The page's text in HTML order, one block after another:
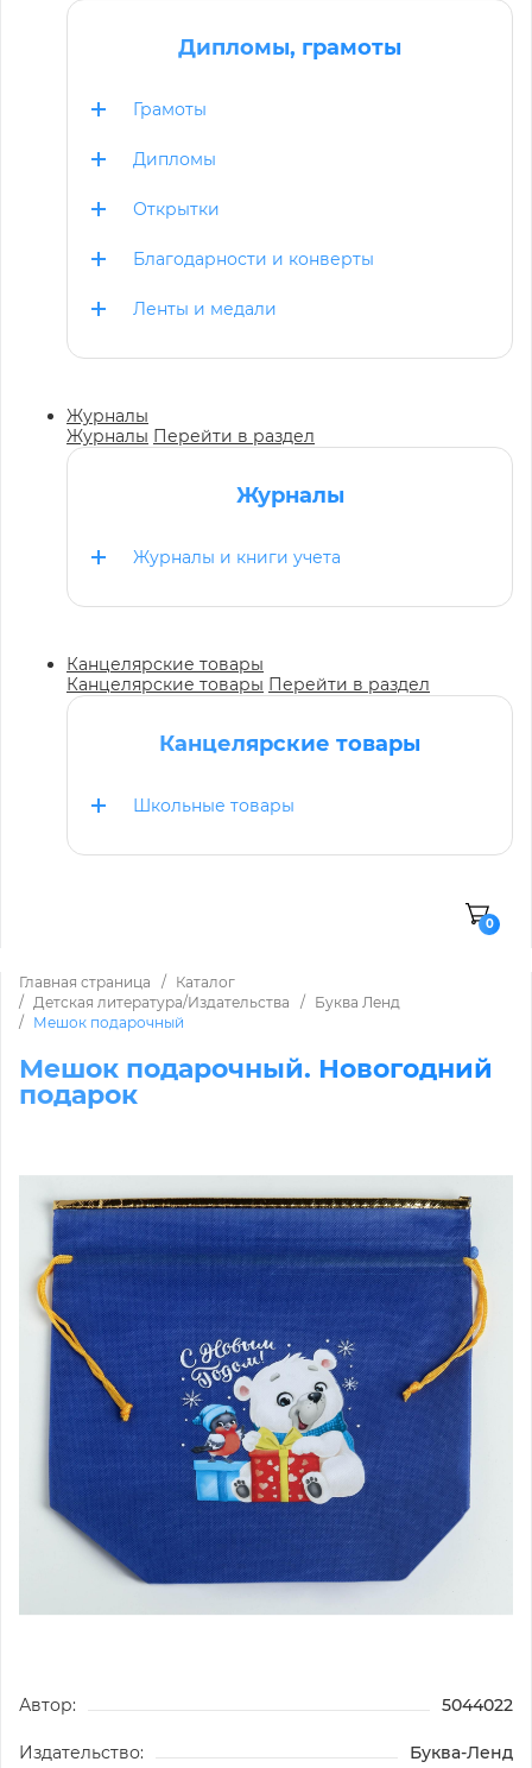
Дипломы, грамоты
Грамоты
Дипломы
Открытки
Благодарности и конверты
Ленты и медали
Журналы
Журналы Перейти в раздел
Журналы
Журналы и книги учета
Канцелярские товары
Канцелярские товары Перейти в раздел
Канцелярские товары
Школьные товары
0
Главная страница
Каталог
Детская литература/Издательства
Буква Ленд
Мешок подарочный
Мешок подарочный. Новогодний
подарок
Автор: 5044022
Издательство: Буква-Ленд